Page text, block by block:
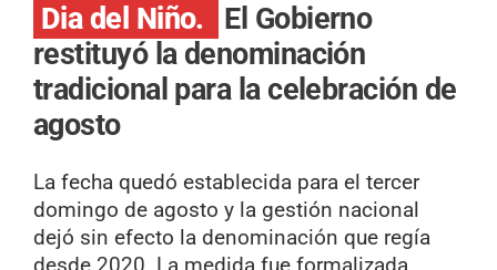
Dia del Niño.
El Gobierno
restituyó la denominación
tradicional para la celebración de
agosto
La fecha quedó establecida para el tercer
domingo de agosto y la gestión nacional
dejó sin efecto la denominación que regía
desde 2020. La medida fue formalizada